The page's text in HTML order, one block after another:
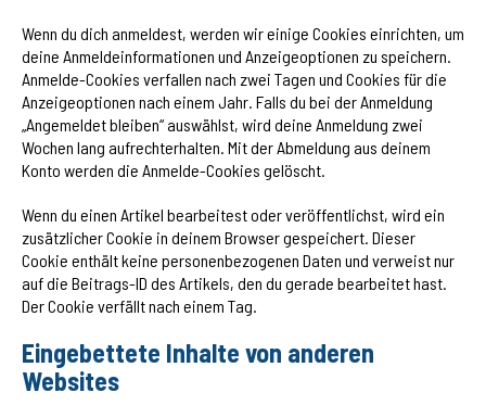
Wenn du dich anmeldest, werden wir einige Cookies einrichten, um
deine Anmeldeinformationen und Anzeigeoptionen zu speichern.
Anmelde-Cookies verfallen nach zwei Tagen und Cookies für die
Anzeigeoptionen nach einem Jahr. Falls du bei der Anmeldung
„Angemeldet bleiben“ auswählst, wird deine Anmeldung zwei
Wochen lang aufrechterhalten. Mit der Abmeldung aus deinem
Konto werden die Anmelde-Cookies gelöscht.
Wenn du einen Artikel bearbeitest oder veröffentlichst, wird ein
zusätzlicher Cookie in deinem Browser gespeichert. Dieser
Cookie enthält keine personenbezogenen Daten und verweist nur
auf die Beitrags-ID des Artikels, den du gerade bearbeitet hast.
Der Cookie verfällt nach einem Tag.
Eingebettete Inhalte von anderen
Websites